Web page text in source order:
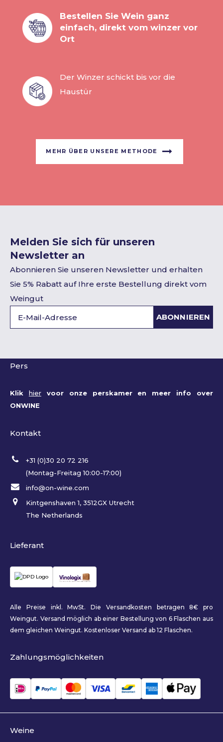
Bestellen Sie Wein ganz
einfach, direkt vom winzer vor
Ort
Der Winzer schickt bis vor die
Haustür
MEHR ÜBER UNSERE METHODE
Melden Sie sich für unseren
Newsletter an
Abonnieren Sie unseren Newsletter und erhalten
Sie 5% Rabatt auf Ihre erste Bestellung direkt vom
Weingut
ABONNIEREN
Pers
Klik hiervoor onze perskamer en meer info over
ONWINE
Kontakt
+31 (0)30 20 72 216
(Montag-Freitag 10:00-17:00)
info@on-wine.com
Kintgenshaven 1, 3512GX Utrecht
The Netherlands
Lieferant
Alle Preise inkl. MwSt. Die Versandkosten betragen 8€ pro
Weingut. Versand möglich ab einer Bestellung von 6 Flaschen aus
dem gleichen Weingut. Kostenloser Versand ab 12 Flaschen.
Zahlungsmöglichkeiten
Weine